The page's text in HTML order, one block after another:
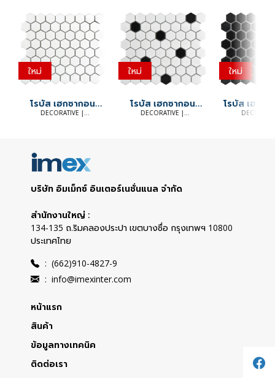
ใหม่
โรบัส เฮกซากอน
ไวท์
DECORATIVE |
ใหม่
โรบัส เฮกซากอน
ไวท์ มิกซ์ แบล็ค
DECORATIVE |
ใหม่
โรบัส เฮกซากอน แบ
บริษัท อิมเม็กซ์ อินเตอร์เนชั่นแนล จำกัด
สำนักงานใหญ่ :
134-135 ถ.ริมคลองประปา เขตบางซื่อ กรุงเทพฯ 10800
ประเทศไทย
: (662)910-4827-9
: info@imexinter.com
หน้าแรก
สินค้า
ข้อมูลทางเทคนิค
ติดต่อเรา